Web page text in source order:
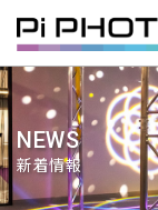
NEWS
新着情報